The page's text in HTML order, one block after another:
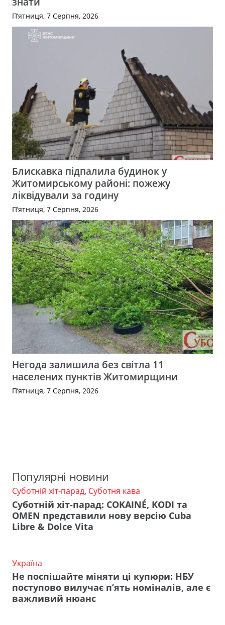
П’ятниця, 7 Серпня, 2026
Блискавка підпалила будинок у
Житомирському районі: пожежу
ліквідували за годину
П’ятниця, 7 Серпня, 2026
Негода залишила без світла 11
населених пунктів Житомирщини
П’ятниця, 7 Серпня, 2026
Популярні новини
Суботній хіт-парад, Суботня кава
Суботній хіт-парад: COKAINÉ, KODI та
OMEN представили нову версію Cuba
Libre & Dolce Vita
Україна
Не поспішайте міняти ці купюри: НБУ
поступово вилучає п’ять номіналів, але є
важливий нюанс